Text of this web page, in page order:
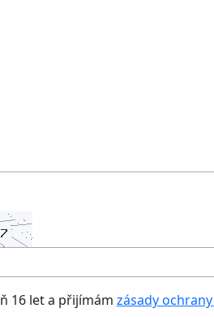
16 let a přijímám zásady